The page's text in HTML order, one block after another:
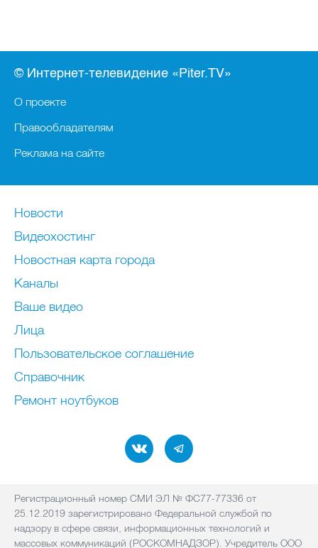
© Интернет-телевидение «Piter.TV»
О проекте
Правообладателям
Реклама на сайте
Новости
Видеохостинг
Новостная карта города
Каналы
Ваше видео
Лица
Пользовательское соглашение
Справочник
Ремонт нoутбуков
Регистрационный номер СМИ ЭЛ № ФС77-77336 от
25.12.2019 зарегистрировано Федеральной службой по
надзору в сфере связи, информационных технологий и
массовых коммуникаций (РОСКОМНАДЗОР). Учредитель ООО